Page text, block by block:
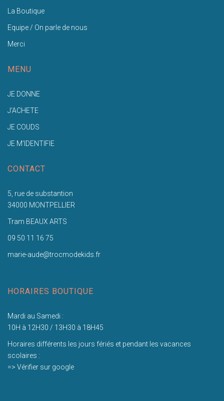
La Boutique
Equipe / On parle de nous
Merci
MENU
JE DONNE
J'ACHETE
JE COUDS
JE M'IDENTIFIE
CONTACT
5, rue de substantion
34000 MONTPELLIER
Tram BEAUX ARTS
09 50 11 16 75
marie-aude@trocmodekids.fr
HORAIRES BOUTIQUE
Mardi au Samedi :
10H à 12H30 / 13H30 à 18H45
Horaires différents les jours fériés et pendant les vacances
scolaires :
=> Vérifier sur google